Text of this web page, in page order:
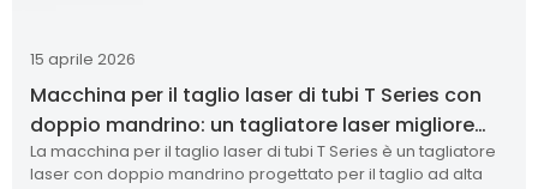
15 aprile 2026
Macchina per il taglio laser di tubi T Series con
doppio mandrino: un tagliatore laser migliore
per il taglio dei tubi
La macchina per il taglio laser di tubi T Series è un tagliatore
laser con doppio mandrino progettato per il taglio ad alta